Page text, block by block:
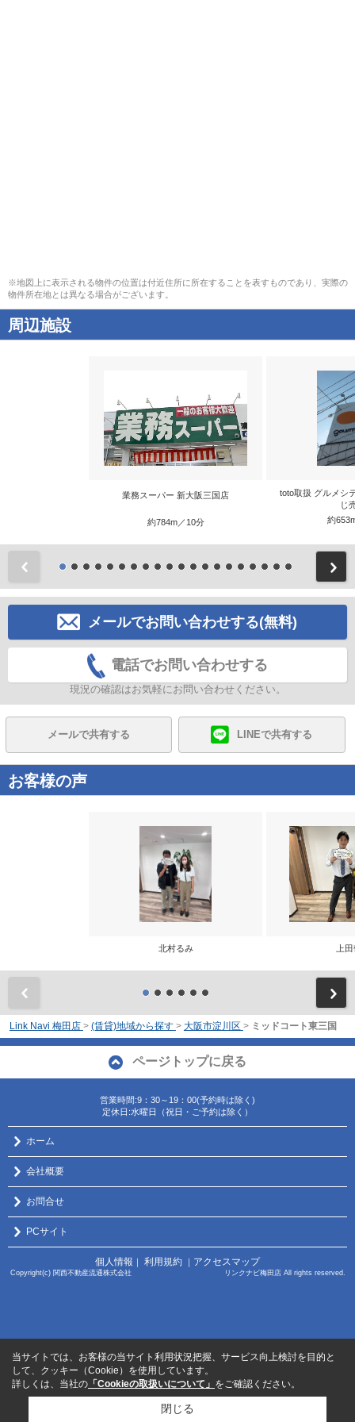
※地図上に表示される物件の位置は付近住所に所在することを表すものであり、実際の
物件所在地とは異なる場合がございます。
周辺施設
業務スーパー 新大阪三国店
約784m／10分
toto取扱 グルメシ
じ
約
メールでお問い合わせする(無料)
電話でお問い合わせする
現況の確認はお気軽にお問い合わせください。
メールで共有する LINEで共有する
お客様の声
北村るみ 上
Link Navi 梅田店 > (賃貸)地域から探す > 大阪市淀川区 > ミッドコート東三国
ページトップに戻る
営業時間:9：30～19：00(予約時は除く)
定休日:水曜日（祝日・ご予約は除く）
ホーム
会社概要
お問合せ
PCサイト
個人情報 利用規約 アクセスマップ
Copyright(c) 関西不動産流通株式会社 リンクナビ梅田店 All rights reserved.
当サイトでは、お客様の当サイト利用状況把握、サービス向上検討を目的と
して、クッキー（Cookie）を使用しています。
詳しくは、当社の 「Cookieの取扱いについて」 をご確認ください。
閉じる